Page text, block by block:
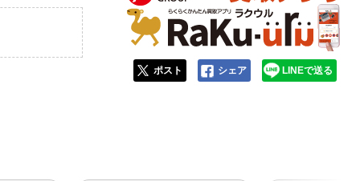
ポスト シェア LINEで送る